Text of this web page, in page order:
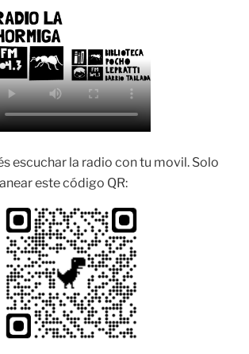
escuchar la radio con tu movil. Solo
este código QR: